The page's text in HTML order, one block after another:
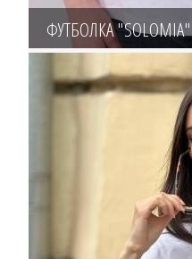
ФУТБОЛКА "SOLOMIA"